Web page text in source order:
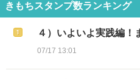
きもちスタンプ数ランキング
４）いよいよ実践編
07/17 13:01